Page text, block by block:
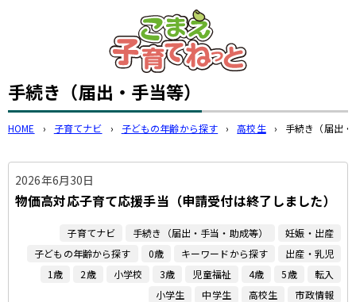
このページの本文へ
手続き（届出・手当等）
HOME › 子育てナビ › 子どもの年齢から探す › 高校生 › 手続き（届出・
2026年6月30日
物価高対応子育て応援手当（申請受付は終了しました）
子育てナビ 手続き（届出・手当・助成等）
妊娠・出産
子どもの年齢から探す
0歳 キーワードから探す
出産・乳児
1歳
2歳 小学校 3歳 児童福祉 4歳 5歳
転入
小学生
中学生 高校生 市政情報